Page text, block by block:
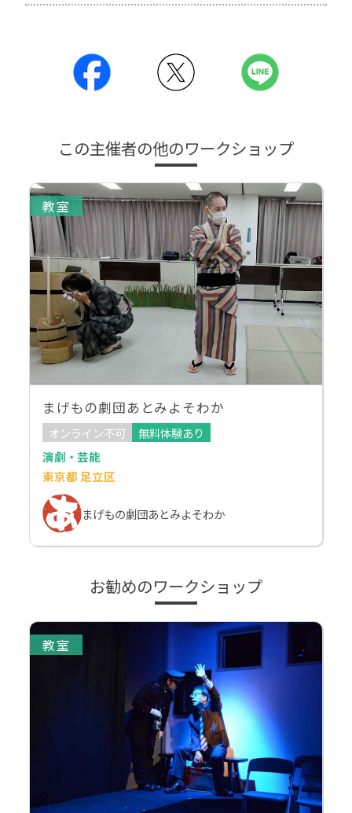
この主催者の他のワークショップ
教室
まげもの劇団あとみよそわか
オンライン不可
無料体験あり
演劇・芸能
東京都 足立区
まげもの劇団あとみよそわか
お勧めのワークショップ
教室